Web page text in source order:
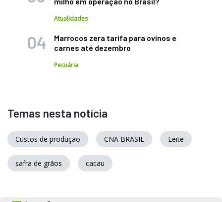
Atualidades
Marrocos zera tarifa para ovinos e
carnes até dezembro
Pecuária
Temas nesta notícia
Custos de produção CNA BRASIL Leite
safra de grãos cacau